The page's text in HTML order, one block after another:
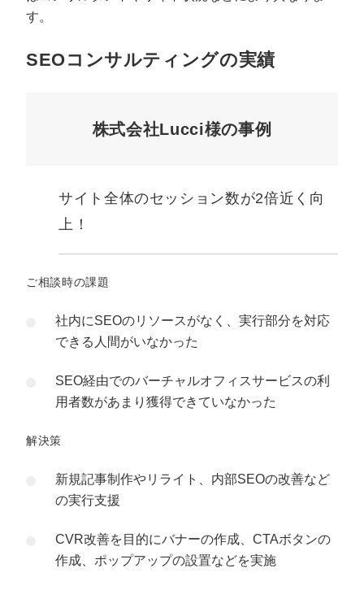
す。
SEOコンサルティングの実績
株式会社Lucci様の事例
サイト全体のセッション数が2倍近く向
上！
ご相談時の課題
社内にSEOのリソースがなく、実行部分を対応
できる人間がいなかった
SEO経由でのバーチャルオフィスサービスの利
用者数があまり獲得できていなかった
解決策
新規記事制作やリライト、内部SEOの改善など
の実行支援
CVR改善を目的にバナーの作成、CTAボタンの
作成、ポップアップの設置などを実施